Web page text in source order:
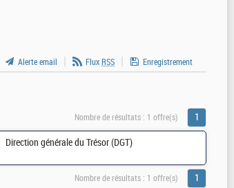
Alerte email Flux RSS
Enregistrement
Nombre de résultats : 1 offre(s) 1
Direction générale du Trésor (DGT)
Nombre de résultats : 1 offre(s) 1